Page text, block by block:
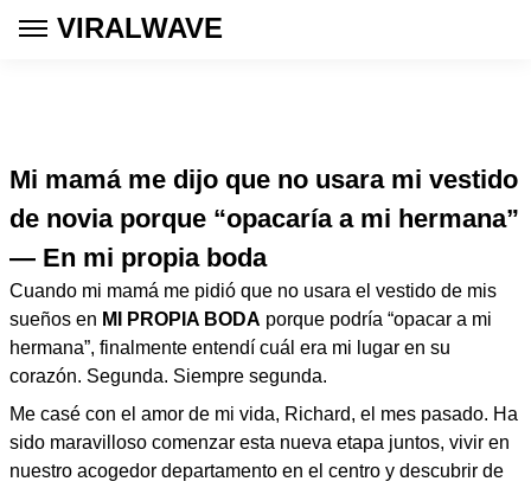
VIRALWAVE
Mi mamá me dijo que no usara mi vestido
de novia porque “opacaría a mi hermana”
— En mi propia boda
Cuando mi mamá me pidió que no usara el vestido de mis
sueños en MI PROPIA BODA porque podría “opacar a mi
hermana”, finalmente entendí cuál era mi lugar en su
corazón. Segunda. Siempre segunda.
Me casé con el amor de mi vida, Richard, el mes pasado. Ha
sido maravilloso comenzar esta nueva etapa juntos, vivir en
nuestro acogedor departamento en el centro y descubrir de